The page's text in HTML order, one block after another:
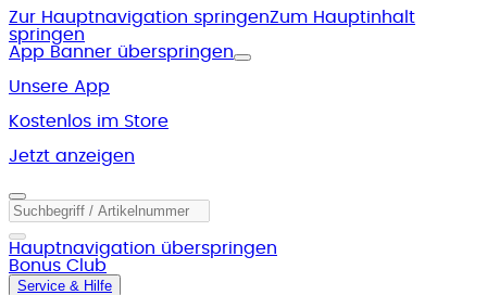
Zur Hauptnavigation springenZum Hauptinhalt
springen
App Banner überspringen
Unsere App
Kostenlos im Store
Jetzt anzeigen
Hauptnavigation überspringen
Bonus Club
Service & Hilfe